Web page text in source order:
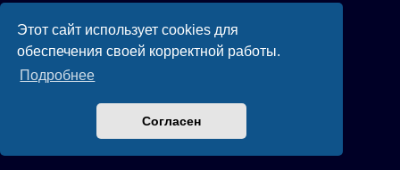
Этот сайт использует cookies для
обеспечения своей корректной работы.
Подробнее
Согласен